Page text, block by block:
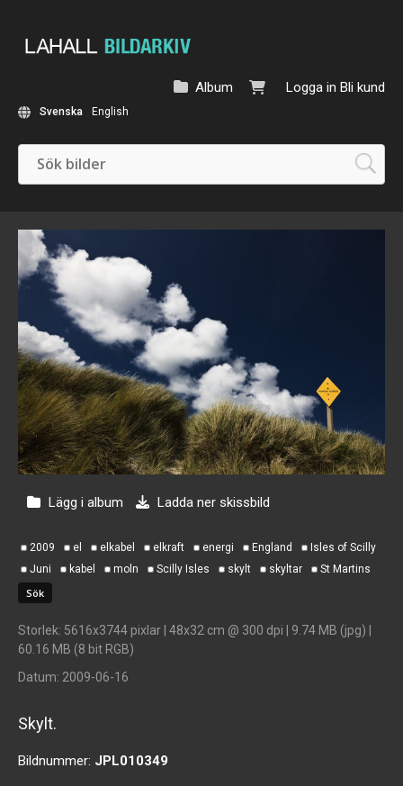
Logga in Bli kund
Album
Svenska English
Lägg i album Ladda ner skissbild
2009 el elkabel elkraft energi England
Isles of Scilly
Juni
kabel moln Scilly Isles skylt skyltar St Martins
Storlek: 5616x3744 pixlar | 48x32 cm @ 300 dpi | 9.74 MB (jpg) |
60.16 MB (8 bit RGB)
Datum: 2009-06-16
Skylt.
Bildnummer: JPL010349